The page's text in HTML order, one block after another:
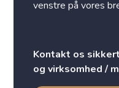
venstre på vores
Kontakt os
og virksomhed /